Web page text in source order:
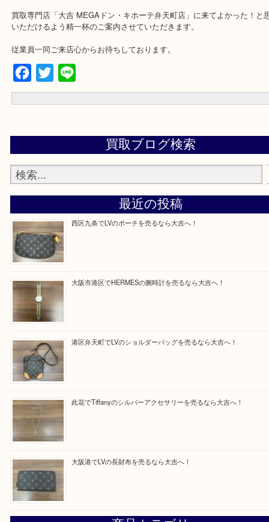
★来店前に電話で確認したい方★
買取専門店「大吉 MEGAドン・キホーテ弁天町店」に来てよかっ
従業員一同ご来店心からお待ちしております。
Facebook
Twitter
西区九条でLVのポーチを売るなら大吉へ！
大阪市港区でHERMESの腕時計を売るなら大吉へ！